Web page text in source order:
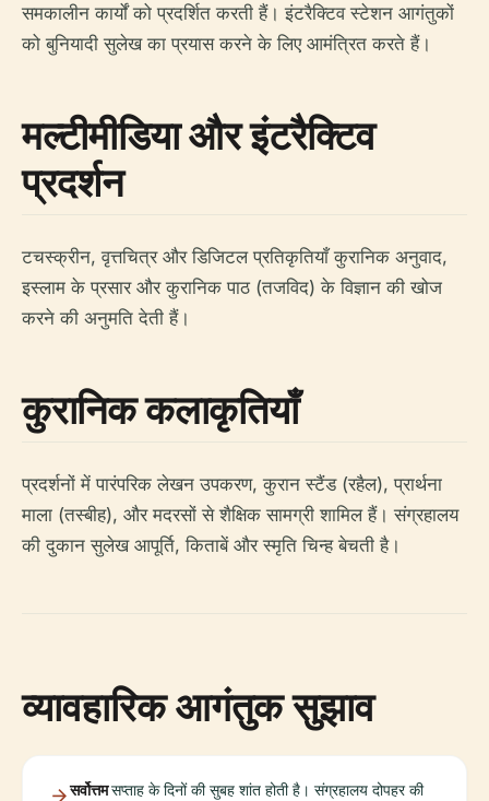
समकालीन कार्यों को प्रदर्शित करती हैं। इंटरैक्टिव स्टेशन आगंतुकों
को बुनियादी सुलेख का प्रयास करने के लिए आमंत्रित करते हैं।
मल्टीमीडिया और इंटरैक्टिव
प्रदर्शन
टचस्क्रीन, वृत्तचित्र और डिजिटल प्रतिकृतियाँ कुरानिक अनुवाद,
इस्लाम के प्रसार और कुरानिक पाठ (तजविद) के विज्ञान की खोज
करने की अनुमति देती हैं।
कुरानिक कलाकृतियाँ
प्रदर्शनों में पारंपरिक लेखन उपकरण, कुरान स्टैंड (रहैल), प्रार्थना
माला (तस्बीह), और मदरसों से शैक्षिक सामग्री शामिल हैं। संग्रहालय
की दुकान सुलेख आपूर्ति, किताबें और स्मृति चिन्ह बेचती है।
व्यावहारिक आगंतुक सुझाव
सर्वोत्तमसप्ताह के दिनों की सुबह शांत होती है। संग्रहालय दोपहर की